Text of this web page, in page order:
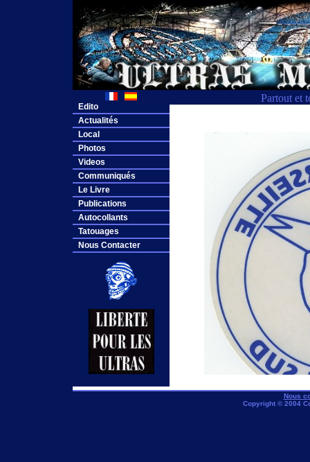
Partout et
Edito
Actualités
Local
Photos
Videos
Communiqués
Le Livre
Publications
Autocollants
Tatouages
Nous Contacter
Nous
Copyright © 2004